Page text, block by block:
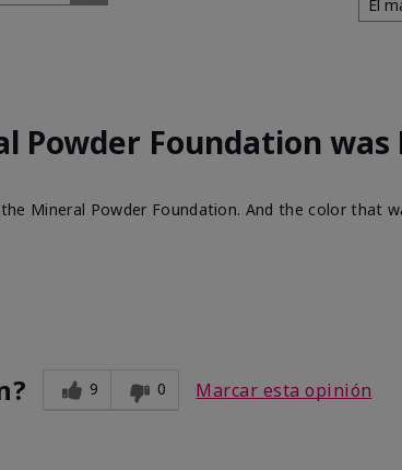
Powder Foundation
Mineral Powder Foundation. And the color that
9 0 Marcar esta opinión